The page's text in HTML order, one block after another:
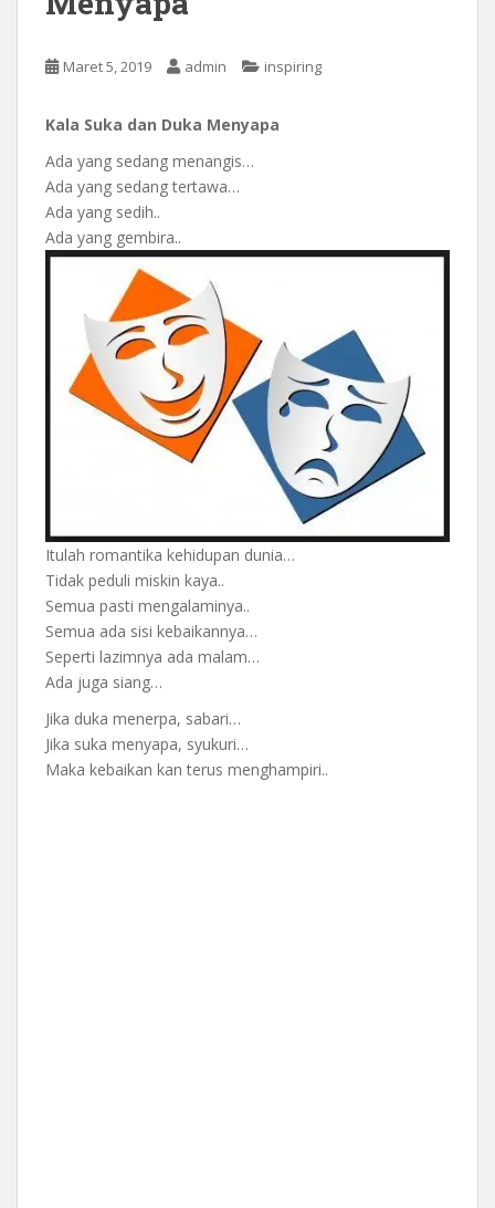
Maret 5, 2019 admin inspiring
Kala Suka dan Duka Menyapa
Ada yang sedang menangis…
Ada yang sedang tertawa…
Ada yang sedih..
Ada yang gembira..
Itulah romantika kehidupan dunia…
Tidak peduli miskin kaya..
Semua pasti mengalaminya..
Semua ada sisi kebaikannya…
Seperti lazimnya ada malam…
Ada juga siang…
Jika duka menerpa, sabari…
Jika suka menyapa, syukuri…
Maka kebaikan kan terus menghampiri..